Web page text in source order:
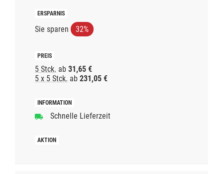
Sie sparen 32%
5 Stck. ab 31,65 €
5 x 5 Stck. ab 231,05 €
Schnelle Lieferzeit